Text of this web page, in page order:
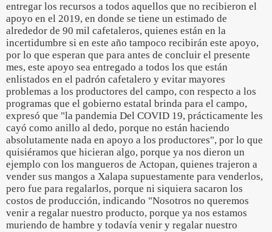
entregar los recursos a todos aquellos que no recibieron el
apoyo en el 2019, en donde se tiene un estimado de
alrededor de 90 mil cafetaleros, quienes están en la
incertidumbre si en este año tampoco recibirán este apoyo,
por lo que esperan que para antes de concluir el presente
mes, este apoyo sea entregado a todos los que están
enlistados en el padrón cafetalero y evitar mayores
problemas a los productores del campo, con respecto a los
programas que el gobierno estatal brinda para el campo,
expresó que "la pandemia Del COVID 19, prácticamente les
cayó como anillo al dedo, porque no están haciendo
absolutamente nada en apoyo a los productores", por lo que
quisiéramos que hicieran algo, porque ya nos dieron un
ejemplo con los mangueros de Actopan, quienes trajeron a
vender sus mangos a Xalapa supuestamente para venderlos,
pero fue para regalarlos, porque ni siquiera sacaron los
costos de producción, indicando "Nosotros no queremos
venir a regalar nuestro producto, porque ya nos estamos
muriendo de hambre y todavía venir y regalar nuestro